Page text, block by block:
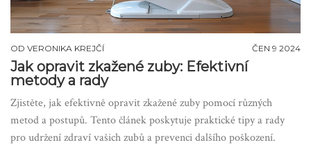
OD VERONIKA KREJČÍ ČEN 9 2024
Jak opravit zkažené zuby: Efektivní
metody a rady
Zjistěte, jak efektivně opravit zkažené zuby pomocí různých
metod a postupů. Tento článek poskytuje praktické tipy a rady
pro udržení zdraví vašich zubů a prevenci dalšího poškození.